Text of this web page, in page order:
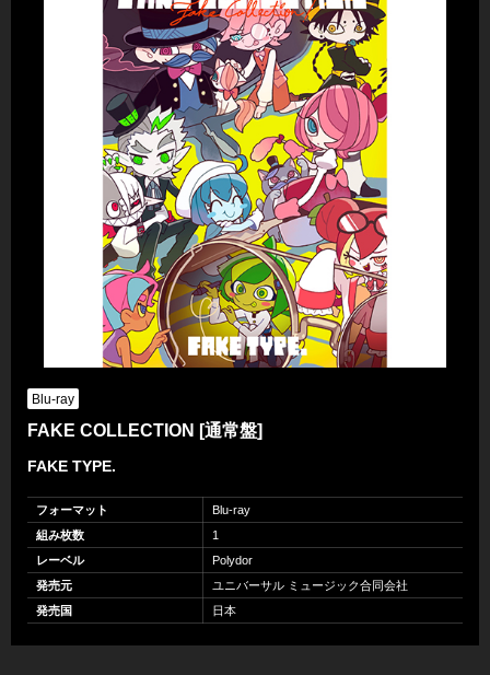
Blu-ray
FAKE COLLECTION [通常盤]
FAKE TYPE.
フォーマット
Blu-ray
組み枚数
1
レーベル
Polydor
発売元
ユニバーサル ミュージック合同会社
発売国
日本